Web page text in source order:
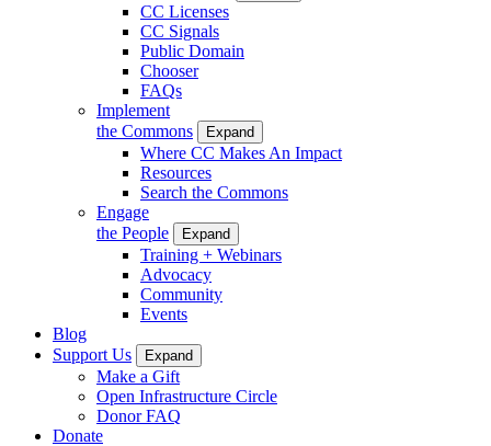
CC Licenses
CC Signals
Public Domain
Chooser
FAQs
Implement
the Commons
Expand
Where CC Makes An Impact
Resources
Search the Commons
Engage
the People
Expand
Training + Webinars
Advocacy
Community
Events
Blog
Support Us
Expand
Make a Gift
Open Infrastructure Circle
Donor FAQ
Donate